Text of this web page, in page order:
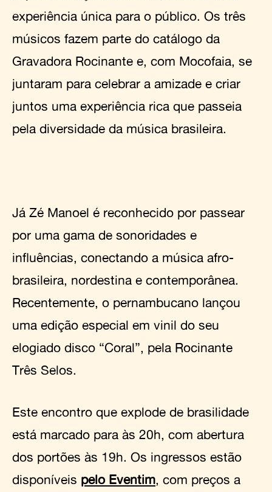
experiência única para o público. Os três
músicos fazem parte do catálogo da
Gravadora Rocinante e, com Mocofaia, se
juntaram para celebrar a amizade e criar
juntos uma experiência rica que passeia
pela diversidade da música brasileira.
Já Zé Manoel é reconhecido por passear
por uma gama de sonoridades e
influências, conectando a música afro-
brasileira, nordestina e contemporânea.
Recentemente, o pernambucano lançou
uma edição especial em vinil do seu
elogiado disco “Coral”, pela Rocinante
Três Selos.
Este encontro que explode de brasilidade
está marcado para às 20h, com abertura
dos portões às 19h. Os ingressos estão
disponíveis pelo Eventim, com preços a